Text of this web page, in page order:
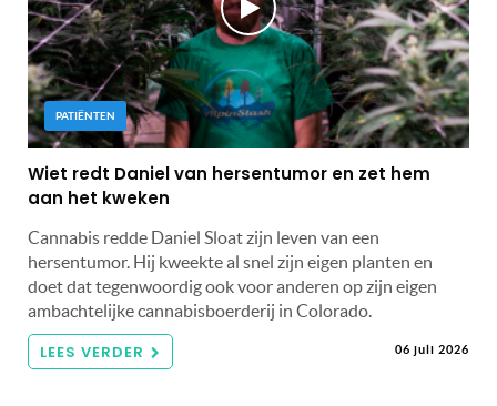
PATIËNTEN
Wiet redt Daniel van hersentumor en zet hem
aan het kweken
Cannabis redde Daniel Sloat zijn leven van een
hersentumor. Hij kweekte al snel zijn eigen planten en
doet dat tegenwoordig ook voor anderen op zijn eigen
ambachtelijke cannabisboerderij in Colorado.
LEES VERDER 06 juli 2026